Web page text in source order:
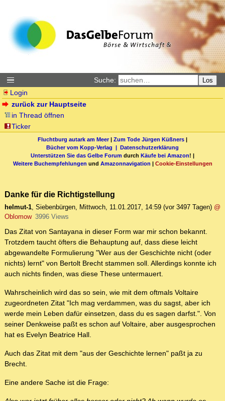
Suche: Los
Login
zurück zur Hauptseite
in Thread öffnen
Ticker
Fluchtburg autark am Meer| Zum Tode Jürgen Küßners |
Bücher vom Kopp-Verlag | Datenschutzerklärung
Unterstützen Sie das Gelbe Forum durch Käufe bei Amazon! |
Weitere Buchempfehlungen und Amazonnavigation | Cookie-Einstellungen
Danke für die Richtigstellung
helmut-1, Siebenbürgen, Mittwoch, 11.01.2017, 14:59 (vor 3497 Tagen) @
Oblomow 3996 Views
Das Zitat von Santayana in dieser Form war mir schon bekannt.
Trotzdem taucht öfters die Behauptung auf, dass diese leicht
abgewandelte Formulierung "Wer aus der Geschichte nicht (oder
nichts) lernt" von Bertolt Brecht stammen soll. Allerdings konnte ich
auch nichts finden, was diese These untermauert.
Wahrscheinlich wird das so sein, wie mit dem oftmals Voltaire
zugeordneten Zitat "Ich mag verdammen, was du sagst, aber ich
werde mein Leben dafür einsetzen, dass du es sagen darfst.". Von
seiner Denkweise paßt es schon auf Voltaire, aber ausgesprochen
hat es Evelyn Beatrice Hall.
Auch das Zitat mit dem "aus der Geschichte lernen" paßt ja zu
Brecht.
Eine andere Sache ist die Frage: